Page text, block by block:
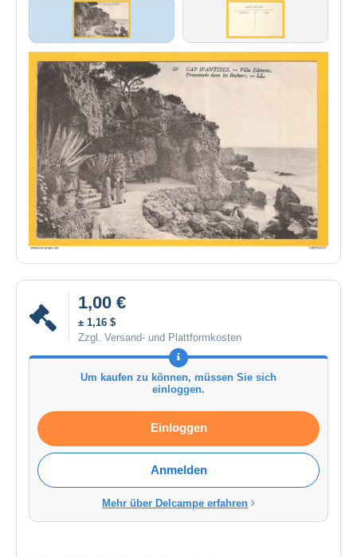
1,00 €
± 1,16 $
Zzgl. Versand- und Plattformkosten
Um kaufen zu können, müssen Sie sich
einloggen.
Einloggen
Anmelden
Mehr über Delcampe erfahren